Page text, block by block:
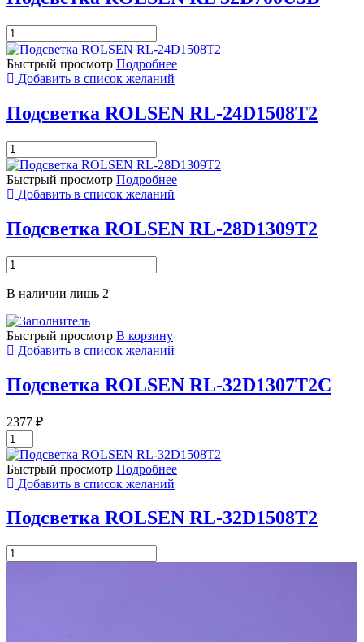
Количество
товара
Подсветка
ROLSEN
RL
32D700U3D
Быстрый просмотр Подробнее
Добавить в список желаний
Подсветка ROLSEN RL-24D1508T2
Количество
товара
Подсветка
ROLSEN
RL-
24D1508T2
Быстрый просмотр Подробнее
Добавить в список желаний
Подсветка ROLSEN RL-28D1309T2
Количество
товара
Подсветка
RL-
28D1309T2
В наличии лишь 2
Быстрый просмотр В корзину
Добавить в список желаний
Подсветка ROLSEN RL-32D1307T2C
2377 ₽
Количество
товара
Подсветка
ROLSEN
RL-
32D1307T2C
Быстрый просмотр Подробнее
Добавить в список желаний
Подсветка ROLSEN RL-32D1508T2
Количество
товара